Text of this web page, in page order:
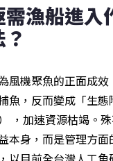
漁船進入
風機聚魚的正面成效
魚，反而變成「生態
，加速資源枯竭。
本身，而是管理方